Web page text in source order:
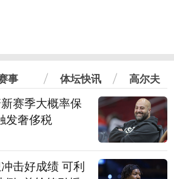
事 体坛快讯 高尔夫
赛季大概率保
发奢侈税
击好成绩 可利